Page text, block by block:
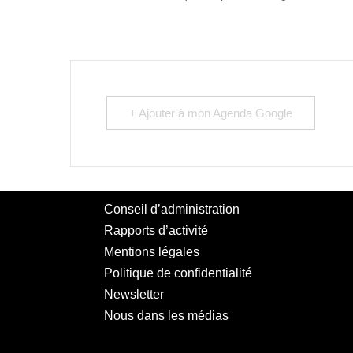
+ Ajouter à mon Agenda Google
Conseil d’administration
Rapports d’activité
Mentions légales
Politique de confidentialité
Newsletter
Nous dans les médias